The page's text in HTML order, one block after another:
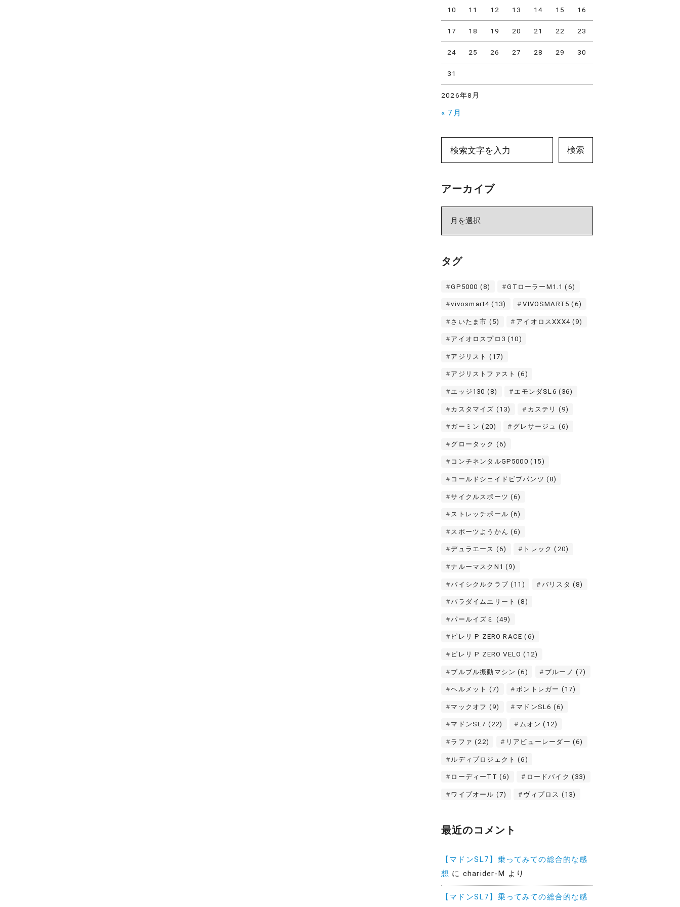
2026年8月
10 11 12 13 14 15 16
17 18 19 20 21 22 23
24 25 26 27 28 29 30
31
« 7月
検索
アーカイブ
イ
タグ
GP5000 (8) GTローラーM1.1 (6)
vivosmart4 (13) VIVOSMART5 (6)
さいたま市 (5) アイオロスXXX4(9)
アイオロスプロ3 (10)
アジリスト (17)
アジリストファスト (6)
エッジ130 (8) エモンダSL6 (36)
カスタマイズ (13) カステリ (9)
ガーミン (20) グレサージュ (6)
グロータック (6)
コンチネンタルGP5000 (15)
コールドシェイドビブパンツ (8)
サイクルスポーツ (6)
ストレッチポール (6)
スポーツようかん (6)
デュラエース (6) トレック (20)
ナルーマスクN1 (9)
バイシクルクラブ (11) バリスタ (8)
パラダイムエリート (8)
パールイズミ (49)
ピレリ P ZERO RACE (6)
ピレリ P ZERO VELO (12)
ブルブル振動マシン (6) ブルーノ (7)
ヘルメット (7) ボントレガー (17)
マックオフ (9) マドンSL6 (6)
マドンSL7 (22) ムオン (12)
ラファ (22) リアビューレーダー (6)
ルディプロジェクト (6)
ローディーTT (6) ロードバイク (33)
ワイプオール (7) ヴィプロス (13)
最近のコメント
【マドンSL7】乗ってみての総合的な感
想 に charider-M より
【マドンSL7】乗ってみての総合的な感